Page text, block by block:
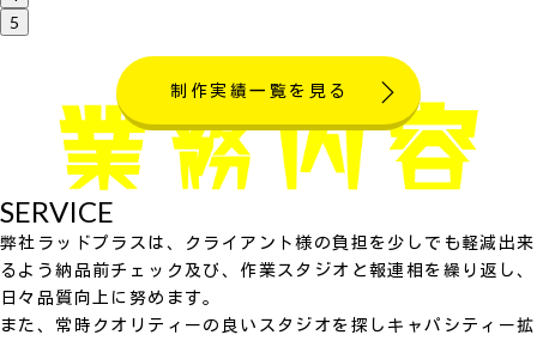
5
制作実績一覧を見る
SERVICE
弊社ラッドプラスは、クライアント様の負担を少しでも軽減出来
るよう納品前チェック及び、作業スタジオと報連相を繰り返し、
日々品質向上に努めます。
また、常時クオリティーの良いスタジオを探しキャパシティー拡